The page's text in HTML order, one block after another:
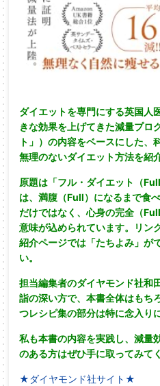
ダイエットを専門にする英国人
きな効果を上げてきた減量プロ
ト」）の内容をベースにした、
無理のないダイエット方法を紹
原題は「フル・ダイエット（
は、満腹（Full）になるまで食
だけではなく、心身の完全（
意味が込められています。リン
紹介ページでは「たちよみ」が
い。
担当編集者のダイヤモンド社和
詣の深い方で、本書全体はもち
つレシピ集の部分は特に念入り
私も本書の内容を実践し、減量
のある方はぜひ手に取ってみて
★ダイヤモンド社サイト★